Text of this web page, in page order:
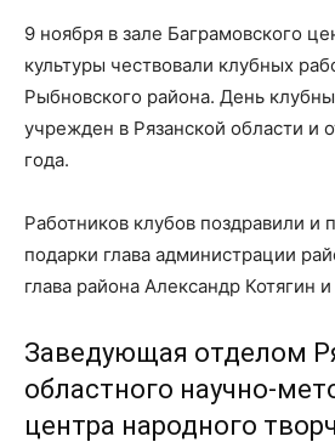
9 ноября в зале Баграмовского
культуры чествовали клубных
Рыбновского района. День
учрежден в Рязанской области и
года.
Работников клубов поздравили и
подарки глава администрации
глава района Александр Котягин
Заведующая отделом
областного научно-
центра народного